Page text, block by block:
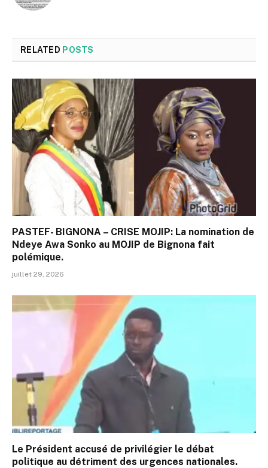
RELATED POSTS
PASTEF- BIGNONA – CRISE MOJIP: La nomination de
Ndeye Awa Sonko au MOJIP de Bignona fait
polémique.
juillet 29, 2026
Le Président accusé de privilégier le débat
politique au détriment des urgences nationales.